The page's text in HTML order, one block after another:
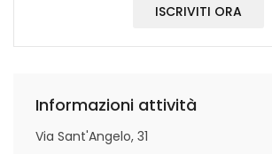
ISCRIVITI ORA
Informazioni attività
Via Sant'Angelo, 31